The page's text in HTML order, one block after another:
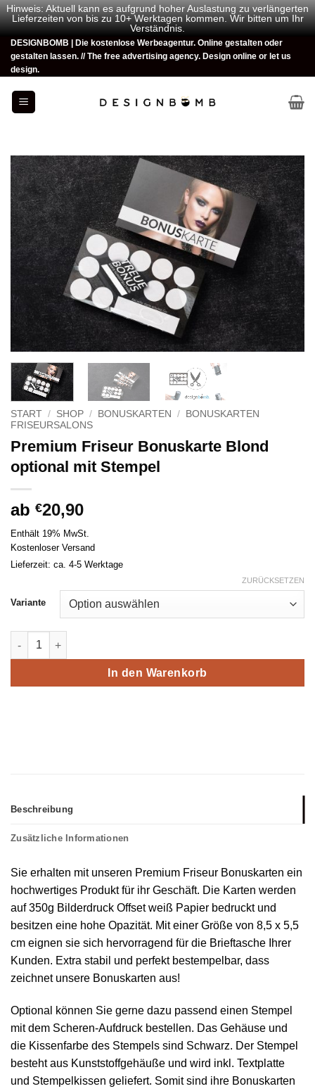
Hinweis: Aktuell kann es aufgrund hoher Auslastung zu verlängerten
Lieferzeiten von bis zu 10+ Werktagen kommen. Wir bitten um Ihr
Verständnis.
Zum
Inhalt
springen
DESIGNBOMB | Die kostenlose Werbeagentur. Online gestalten oder
gestalten lassen. // The free advertising agency. Design online or let us
design.
START / SHOP / BONUSKARTEN /
BONUSKARTEN
FRISEURSALONS
Premium Friseur Bonuskarte Blond
optional mit Stempel
ab €20,90
Enthält 19% MwSt.
Kostenloser Versand
Lieferzeit: ca. 4-5 Werktage
Variante
ZURÜCKSETZEN
Premium Friseur Bonuskarte Blond optional mit Stempel Menge
In den Warenkorb
Beschreibung
Zusätzliche Informationen
Sie erhalten mit unseren Premium Friseur Bonuskarten ein
hochwertiges Produkt für ihr Geschäft. Die Karten werden
auf 350g Bilderdruck Offset weiß Papier bedruckt und
besitzen eine hohe Opazität. Mit einer Größe von 8,5 x 5,5
cm eignen sie sich hervorragend für die Brieftasche Ihrer
Kunden. Extra stabil und perfekt bestempelbar, dass
zeichnet unsere Bonuskarten aus!
Optional können Sie gerne dazu passend einen Stempel
mit dem Scheren-Aufdruck bestellen. Das Gehäuse und
die Kissenfarbe des Stempels sind Schwarz. Der Stempel
besteht aus Kunststoffgehäuße und wird inkl. Textplatte
und Stempelkissen geliefert. Somit sind ihre Bonuskarten